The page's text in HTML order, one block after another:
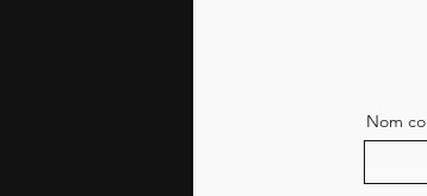
Nom